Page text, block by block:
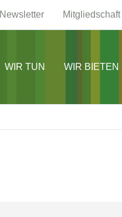
Newsletter Mitgliedschaft
WIR TUN WIR BIETEN